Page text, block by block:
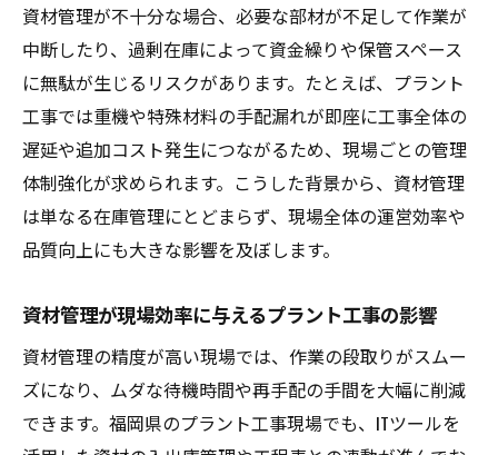
態
実務経験から学ぶ資材管理の失敗と成功事
例
プラント工事で年収アップを狙う資材管理術
資材管理がプラント工事の年収アップに直
結する理由
年収向上を目指す資材管理スキルの磨き方
プラント工事で評価される資材管理の工夫
点
資材管理の効率化が収入に与えるプラス効
果
資材管理が不十分な場合、必要な部材が不足して作業が
中断したり、過剰在庫によって資金繰りや保管スペース
に無駄が生じるリスクがあります。たとえば、プラント
工事では重機や特殊材料の手配漏れが即座に工事全体の
遅延や追加コスト発生につながるため、現場ごとの管理
体制強化が求められます。こうした背景から、資材管理
は単なる在庫管理にとどまらず、現場全体の運営効率や
品質向上にも大きな影響を及ぼします。
資材管理が現場効率に与えるプラント工事の影響
資材管理の精度が高い現場では、作業の段取りがスムー
ズになり、ムダな待機時間や再手配の手間を大幅に削減
できます。福岡県のプラント工事現場でも、ITツールを